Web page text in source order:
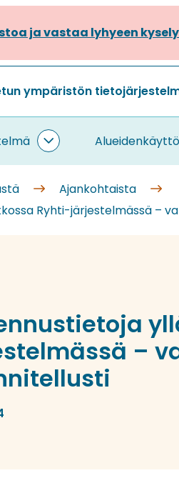
ja vastaa lyhyeen
ympäristön
Tietojärjestelmä
alasivut
Alueidenkäyttö
Ajankohtaista
Ryhti-järjestelmässä –
–